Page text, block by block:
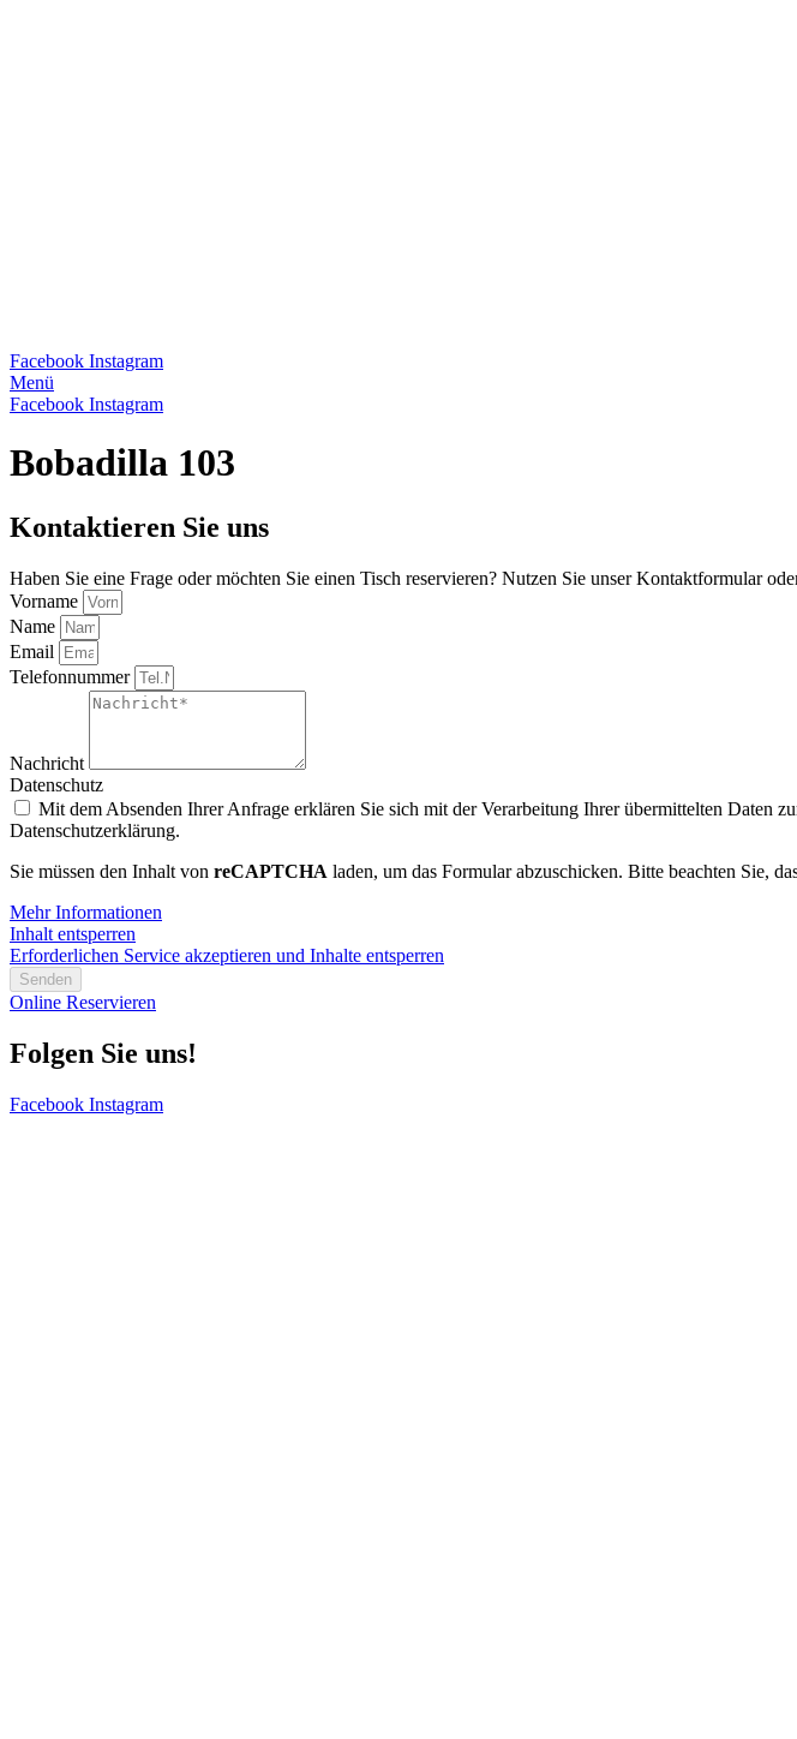
Facebook Instagram
Menü
Facebook Instagram
Bobadilla 103
Kontaktieren Sie uns
Haben Sie eine Frage oder möchten Sie einen Tisch reservieren? Nutzen Sie unser Kontaktformular
Vorname
Name
Email
Telefonnummer
Nachricht
Datenschutz
Mit dem Absenden Ihrer Anfrage erklären Sie sich mit der Verarbeitung Ihrer übermittelten Daten
Datenschutzerklärung.
Sie müssen den Inhalt von reCAPTCHA laden, um das Formular abzuschicken. Bitte beachten Sie,
Mehr Informationen
Inhalt entsperren
Erforderlichen Service akzeptieren und Inhalte entsperren
Senden
Online Reservieren
Folgen Sie uns!
Facebook Instagram